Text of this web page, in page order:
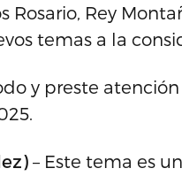
Rosario, Rey
temas a la
y preste
– Este tema es